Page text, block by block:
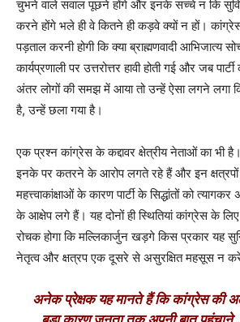
चुभने वाले सवाल पूछने होंगे और इनके सच्चे न कि
करने होंगे भले ही वे कितने ही कड़वे क्यों न हों।
पड़ताल करनी होगी कि क्या ब्राह्मणवादी आभिजात्य
कार्यप्रणाली पर उत्तरोत्तर हावी होती गई और जब
अंतर लोगों की समझ में आया तो उन्हें ऐसा लगने लगा
है, उन्हें छला गया है।
एक प्रश्न कांग्रेस के कद्दावर क्षेत्रीय नेताओं का भी
इनके पर कतरने के आरोप लगते रहे हैं और इन क्षत्रपों
महत्त्वाकांक्षाओं के कारण पार्टी के सिद्धांतों को
के आक्षेप लगे हैं। यह दोनों ही स्थितियां कांग्रेस के
रोचक होगा कि मल्लिकार्जुन खड़गे किस प्रकार यह
नेतृत्व और क्षत्रप एक दूसरे से असुरक्षित महसूस न
अनेक प्रेक्षक यह मानते हैं कि कांग्रेस की